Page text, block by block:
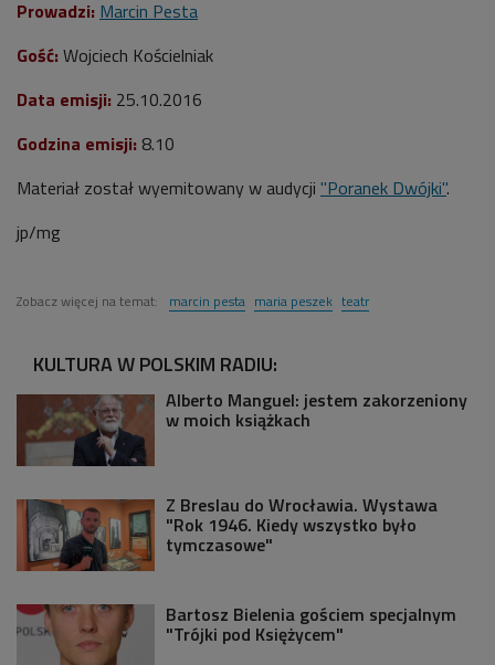
Prowadzi: Marcin Pesta
Gość: Wojciech Kościelniak
Data emisji: 25.10.2016
Godzina emisji: 8.10
Materiał został wyemitowany w audycji "Poranek Dwójki".
jp/mg
Zobacz więcej na temat: marcin pesta maria peszek teatr
KULTURA W POLSKIM RADIU:
Alberto Manguel: jestem zakorzeniony
w moich książkach
Z Breslau do Wrocławia. Wystawa
"Rok 1946. Kiedy wszystko było
tymczasowe"
Bartosz Bielenia gościem specjalnym
"Trójki pod Księżycem"